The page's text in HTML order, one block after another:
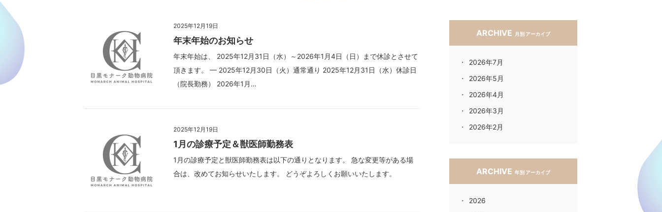
2025年12月19日
年末年始のお知らせ
年末年始は、 2025年12月31日（水）～2026年1月4日（日）まで休診とさせて
頂きます。 — 2025年12月30日（火）通常通り 2025年12月31日（水）休診日
（院長勤務） 2026年1月…
2025年12月19日
1月の診療予定＆獣医師勤務表
1月の診療予定と獣医師勤務表は以下の通りとなります。 急な変更等がある場
合は、改めてお知らせいたします。 どうぞよろしくお願いいたします。
ARCHIVE 月別 アーカイブ
2026年7月
2026年5月
2026年4月
2026年3月
2026年2月
ARCHIVE 年別 アーカイブ
2026